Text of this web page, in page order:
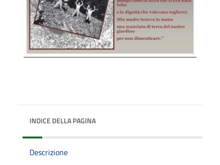
INDICE DELLA PAGINA
Descrizione